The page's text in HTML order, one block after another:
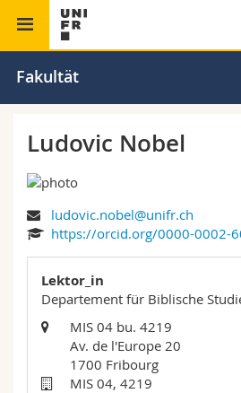
Universität
Campus
Forschung
Rechtswissenschaftliche Fak.
Philosophische Fak.
Fak. für Erziehungs- und
Informationen für
Studieninteressierte
Medien
Forschende
Ressourcen
Ortsplan
Bibliotheken
Fakultät
Ludovic Nobel
ludovic.nobel@unifr.ch
https://orcid.org/0000-0002-
Lektor_in
Departement für Biblische
MIS 04 bu. 4219
Av. de l'Europe 20
1700 Fribourg
MIS 04, 4219